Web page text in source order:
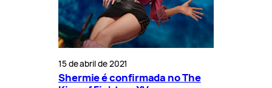
15 de abril de 2021
Shermie é confirmada no The